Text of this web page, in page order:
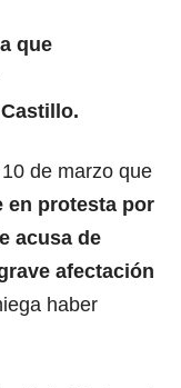
que
de marzo que
en protesta por
acusa de
afectación
haber